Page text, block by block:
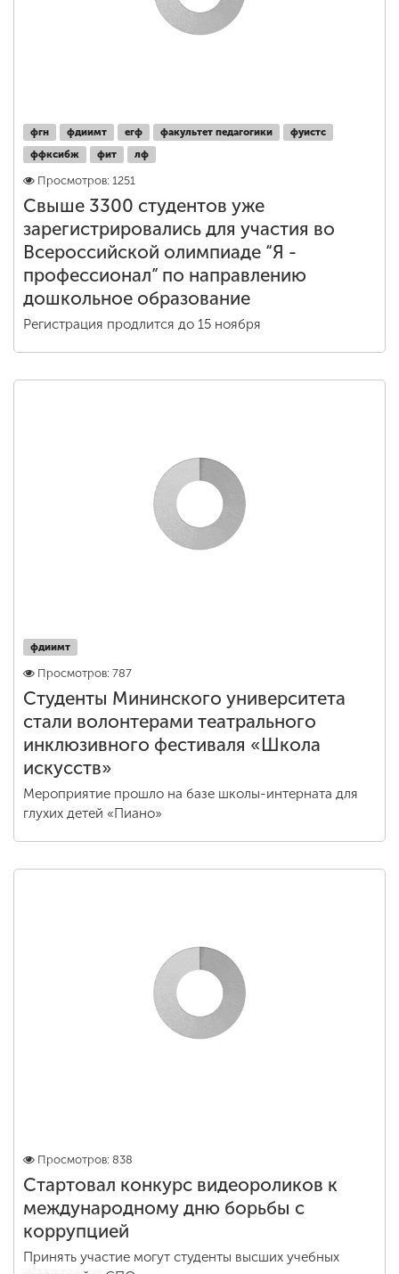
фгн фдиимт егф
ффксибж
фит лф
Просмотров: 1251
Свыше 3300 студентов уже
зарегистрировались для участия во
Всероссийской олимпиаде “Я -
профессионал” по направлению
дошкольное образование
Регистрация продлится до 15 ноября
фдиимт
Просмотров: 787
Студенты Мининского университета
стали волонтерами театрального
инклюзивного фестиваля «Школа
искусств»
Мероприятие прошло на базе школы-интерната для
глухих детей «Пиано»
Просмотров: 838
Стартовал конкурс видеороликов к
международному дню борьбы с
коррупцией